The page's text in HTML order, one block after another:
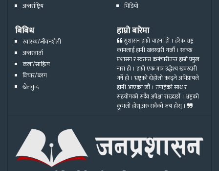
अन्तर्राष्ट्रिय
भिडियो
बिबिध
स्वास्थ्य/जीवनशैली
अन्तरवार्ता
कला/साहित्य
विचार/ब्लग
खेलकुद
हाम्रो बारेमा
सुशासन हाम्रो चाहना हो । हरेक भ्रष्ट्र
कामलाई हामी खवरदारी गर्छौ । स्वच्छ
प्रशासन र स्वतन्त्र कर्मचारीतन्त्र हाम्रो प्रमुख
नारा हो । हाम्रो एक मात्र उद्धेश्य खवरदारी
गर्ने हो । भ्रष्ट्रको दोहोलो काढ्ने अभिप्रायले
हामी आएका छौं । तपाईको साथ र
सहयोगको सदैव अपेक्षा राख्दछौं । भ्रष्ट्रको
कुभलो होस्,अरु सवैको जय होस् ।